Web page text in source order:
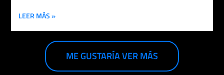
LEER MÁS »
ME GUSTARÍA VER MÁS